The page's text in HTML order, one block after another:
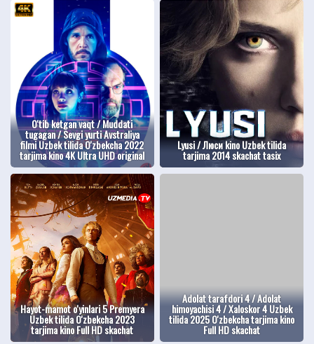
O'tib ketgan vaqt / Muddati
tugagan / Sevgi yurti Avstraliya
filmi Uzbek tilida O'zbekcha 2022
tarjima kino 4K Ultra UHD original
Lyusi / Люси kino Uzbek tilida
tarjima 2014 skachat tasix
Hayot-mamot o'yinlari 5 Premyera
Uzbek tilida O'zbekcha 2023
tarjima kino Full HD skachat
Adolat tarafdori 4 / Adolat
himoyachisi 4 / Xaloskor 4 Uzbek
tilida 2025 O'zbekcha tarjima kino
Full HD skachat